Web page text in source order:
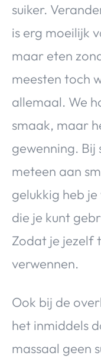
suiker.
is erg moeilijk
maar eten
meesten toch
allemaal. We
smaak, maar
gewenning. Bij
meteen aan
gelukkig heb
die je kunt
Zodat je jezelf
verwennen.
Ook bij de
het inmiddels
massaal geen